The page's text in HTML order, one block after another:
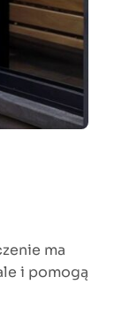
ma
i pomogą